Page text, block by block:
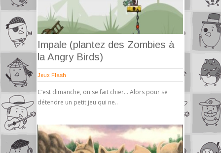
Impale (plantez des Zombies à
la Angry Birds)
Jeux Flash
C’est dimanche, on se fait chier… Alors pour se
détendre un petit jeu qui ne..